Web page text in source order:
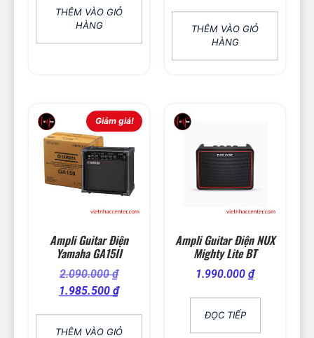
THÊM VÀO GIỎ
HÀNG
THÊM VÀO GIỎ
HÀNG
Giảm giá!
Ampli Guitar Điện
Yamaha GA15II
2.090.000₫
1.985.500 ₫
THÊM VÀO GIỎ
Ampli Guitar Điện NUX
Mighty Lite BT
1.990.000 ₫
ĐỌC TIẾP